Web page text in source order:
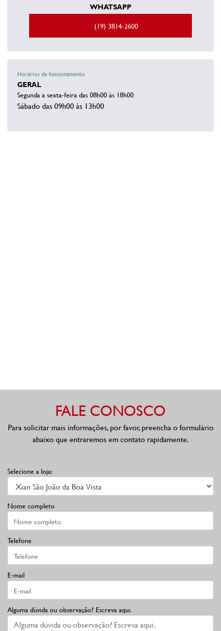
WHATSAPP
(19) 3814-2600
Horários de funcionamento
GERAL
Segunda a sexta-feira das 08h00 às 18h00
Sábado das 09h00 às 13h00
FALE CONOSCO
Para solicitar mais informações, por favor, preencha o formulário
abaixo que entraremos em contato rapidamente.
Selecione a loja:
Nome completo
Telefone
E-mail
Alguma dúvida ou observação? Escreva aqui.